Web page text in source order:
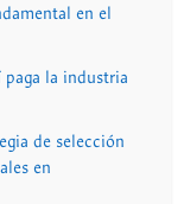
en el
paga la industria
de selección
en